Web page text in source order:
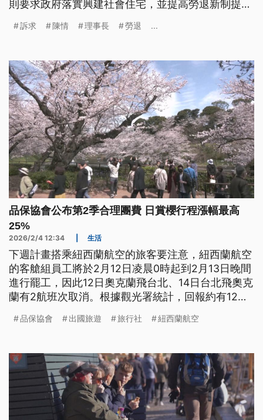
則要求政府落實興建社會住宅，並提高勞退新制提
論。
訴求 陳情 理事長 勞退 ...
品保協會公布第2季合理團費 日賞櫻行程漲幅最高
25%
2026/2/4 12:34 生活
下週計畫搭乘紐西蘭航空的旅客要注意，紐西蘭航空
的客艙組員工將於2月12日凌晨0時起到2月13日晚間
進行罷工，因此12日奧克蘭飛台北、14日台北飛奧克
蘭有2航班次取消。根據觀光署統計，回報約有12
保協會也公布今（2026）年第2季最新合理團費，其
至2成5。
品保協會 出國旅遊 旅行社 紐西蘭航空